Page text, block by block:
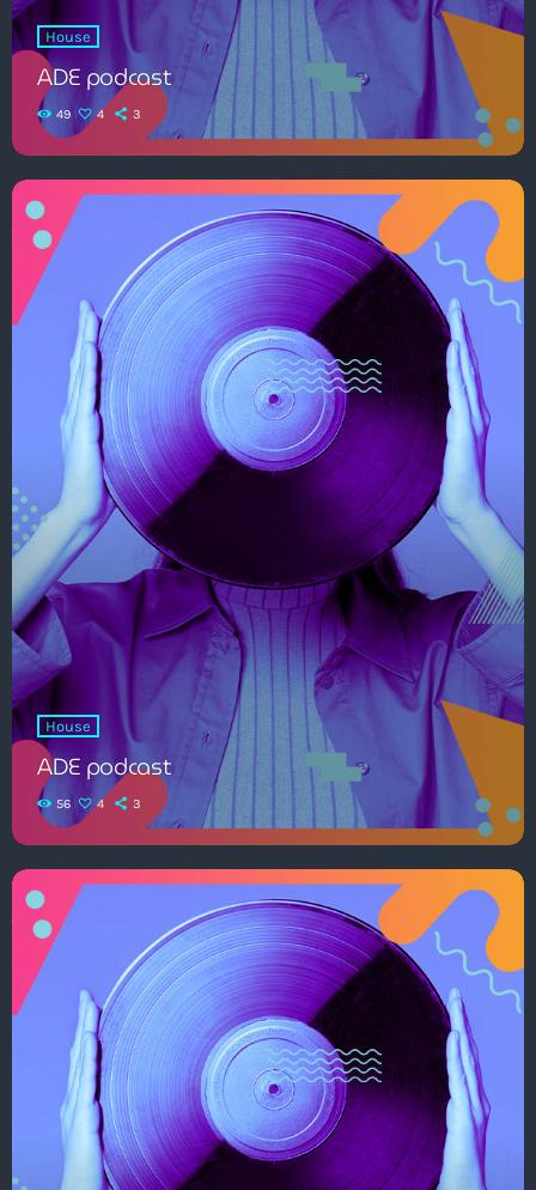
House
ADE podcast
49 4 3
House
ADE podcast
56 4 3